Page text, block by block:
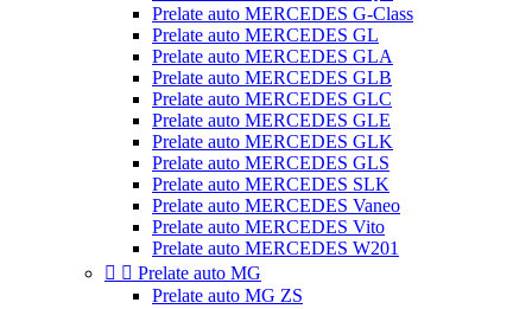
Prelate auto MERCEDES G-Class
Prelate auto MERCEDES GL
Prelate auto MERCEDES GLA
Prelate auto MERCEDES GLB
Prelate auto MERCEDES GLC
Prelate auto MERCEDES GLE
Prelate auto MERCEDES GLK
Prelate auto MERCEDES GLS
Prelate auto MERCEDES SLK
Prelate auto MERCEDES Vaneo
Prelate auto MERCEDES Vito
Prelate auto MERCEDES W201
  Prelate auto MG
Prelate auto MG ZS